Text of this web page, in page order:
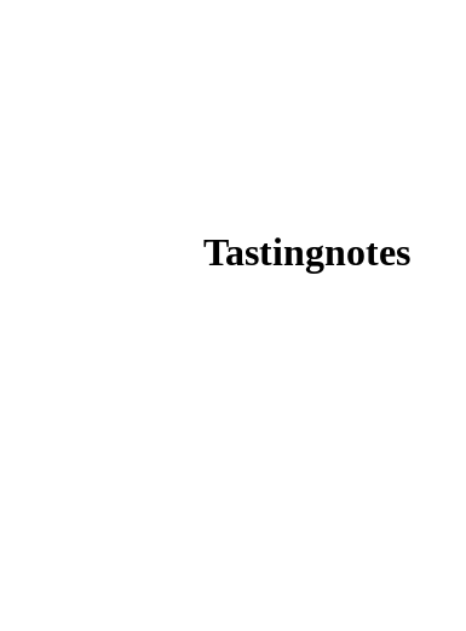
Tastingnotes